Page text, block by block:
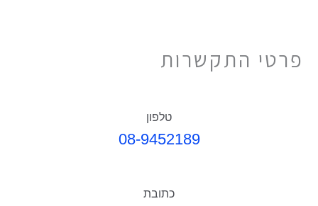
פרטי התקשרות
טלפון
08-9452189
כתובת